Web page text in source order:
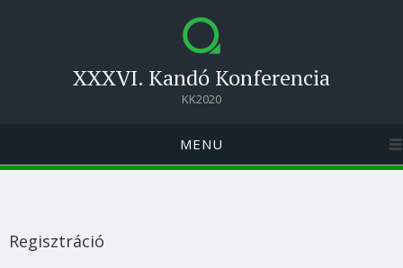
XXXVI. Kandó Konferencia
KK2020
MENU
Regisztráció